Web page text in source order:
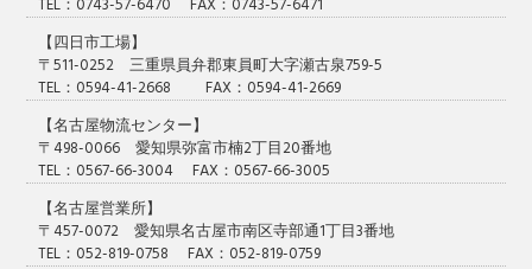
TEL：0743-57-6470 FAX：0743-57-6471
【四日市工場】
〒511-0252 三重県員弁郡東員町大字瀬古泉759-5
TEL：0594-41-2668 FAX：0594-41-2669
【名古屋物流センター】
〒498-0066 愛知県弥富市楠2丁目20番地
TEL：0567-66-3004 FAX：0567-66-3005
【名古屋営業所】
〒457-0072 愛知県名古屋市南区寺部通1丁目3番地
TEL：052-819-0758 FAX：052-819-0759